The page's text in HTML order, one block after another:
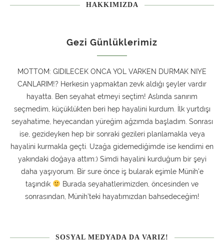
HAKKIMIZDA
Gezi Günlüklerimiz
MOTTOM: GIDILECEK ONCA YOL VARKEN DURMAK NIYE
CANLARIM!? Herkesin yapmaktan zevk aldığı şeyler vardır
hayatta. Ben seyahat etmeyi seçtim! Aslında sanırım
seçmedim, küçüklükten beri hep hayalini kurdum. İlk yurtdışı
seyahatime, heyecandan yüreğim ağzımda başladım. Sonrası
ise, gezideyken hep bir sonraki gezileri planlamakla veya
hayalini kurmakla geçti. Uzağa gidemediğimde ise kendimi en
yakındaki doğaya attım:) Simdi hayalini kurduğum bir şeyi
daha yaşıyorum. Bir sure önce iş bularak eşimle Münih’e
taşındık
Burada seyahatlerimizden, öncesinden ve
sonrasından, Münih’teki hayatımızdan bahsedeceğim!
SOSYAL MEDYADA DA VARIZ!